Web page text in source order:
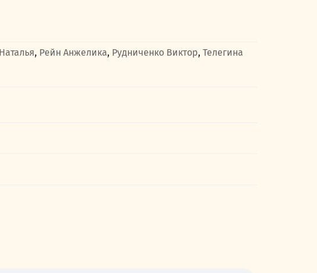
, Рейн Анжелика, Рудниченко Виктор,Телегина